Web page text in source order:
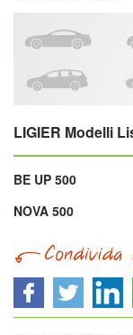
LIGIER Modelli
BE UP 500
NOVA 500